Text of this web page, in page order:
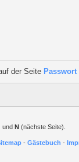
der Seite
und N (nächste Seite).
- Gästebuch -